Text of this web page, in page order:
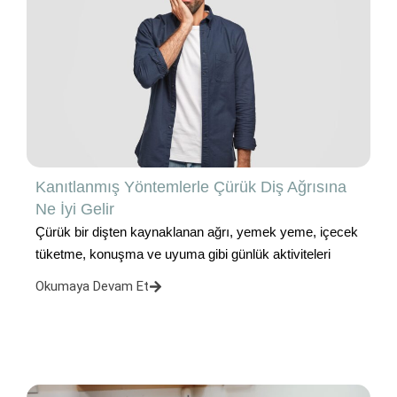
Kanıtlanmış Yöntemlerle Çürük Diş Ağrısına
Ne İyi Gelir
Çürük bir dişten kaynaklanan ağrı, yemek yeme, içecek
tüketme, konuşma ve uyuma gibi günlük aktiviteleri
Okumaya Devam Et